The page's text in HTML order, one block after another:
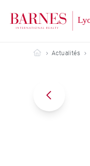
Barnes Lyon
Actualités